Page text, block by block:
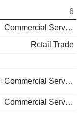
6
Commercial Services
Retail Trade
Commercial Services
Commercial Services